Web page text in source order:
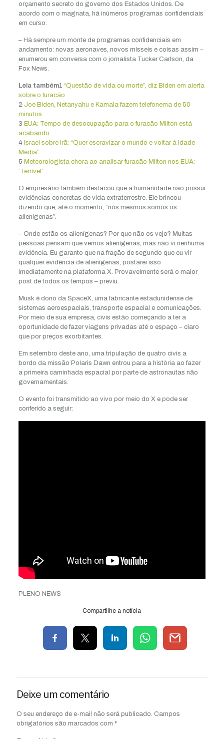
orçamento secreto do governo dos Estados Unidos. De
acordo com o magnata, há inúmeros programas confidenciais
em curso.
– Há sempre um monte de programas confidenciais em
andamento: novas aeronaves, novos mísseis e coisas assim –
enumerou em conversa com o jornalista Tucker Carlson, da
Fox News.
Leia também1 “Questão de vida ou morte”, diz Biden em alerta
sobre o furacão
2 Joe Biden, Netanyahu e Kamala fazem telefonema de 50
minutos
3 EUA: Tempo de desocupação para o furacão Milton está
acabando
4 Israel sobre Irã: “Quer escravizar o mundo e voltar à Idade
Média”
5 Meteorologista chora ao analisar furacão Milton nos EUA:
‘Terrível’
O empresário também destacou que a humanidade não possui
evidências concretas de vida extraterrestre. Ele brincou
dizendo que, até o momento, “nós mesmos somos os
alienígenas”.
– Onde estão os alienígenas? Por que não os vejo? Muitas
pessoas pensam que vemos alienígenas, mas não vi nenhuma
evidência. Eu garanto que na fração de segundo que eu vir
qualquer evidência de alienígenas, postarei isso
imediatamente na plataforma X. Provavelmente será o maior
post de todos os tempos – previu.
Musk é dono da SpaceX, uma fabricante estadunidense de
sistemas aeroespaciais, transporte espacial e comunicações.
Por meio de sua empresa, civis estão começando a ter a
oportunidade de fazer viagens privadas até o espaço – claro
que por preços exorbitantes.
Em setembro deste ano, uma tripulação de quatro civis a
bordo da missão Polaris Dawn entrou para a história ao fazer
a primeira caminhada espacial por parte de astronautas não
governamentais.
O evento foi transmitido ao vivo por meio do X e pode ser
conferido a seguir:
PLENO NEWS
Compartilhe a notícia
Deixe um comentário
O seu endereço de e-mail não será publicado. Campos
obrigatórios são marcados com *